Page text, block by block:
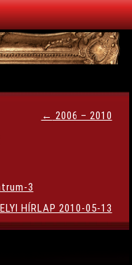
← 2006 – 2010
3
HÍRLAP 2010-05-13